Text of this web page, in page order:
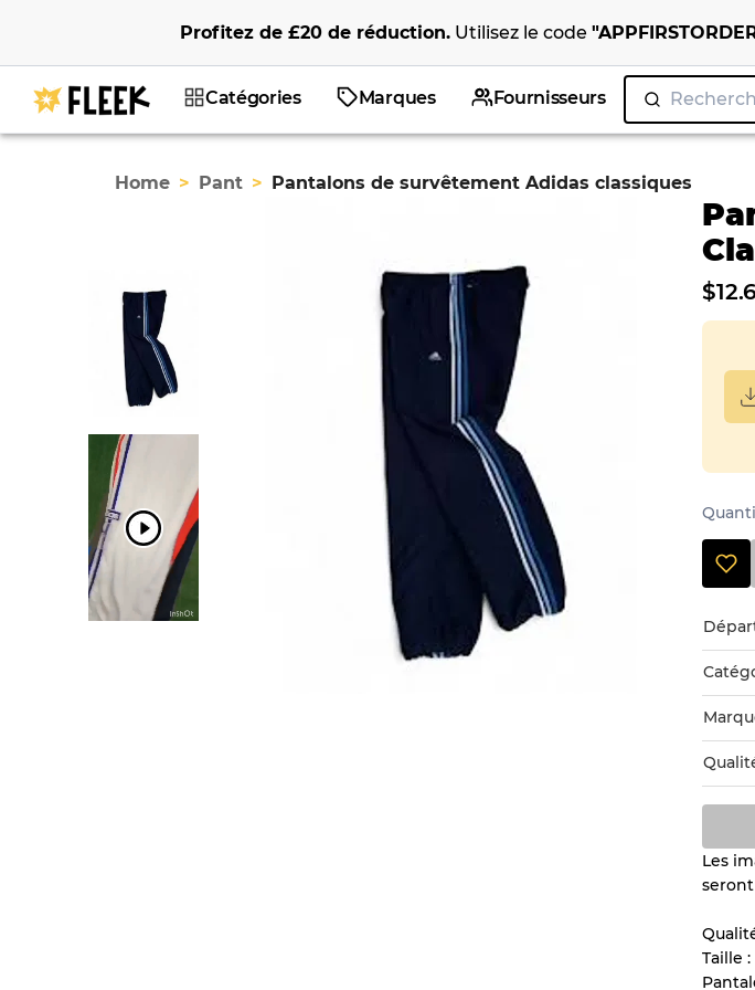
Profitez de £20de réduction. Utilisez le code "
Catégories Marques Fournisseurs
Home > Pant > Pantalons de survêtement Adidas classiques
$
Les
Taille :